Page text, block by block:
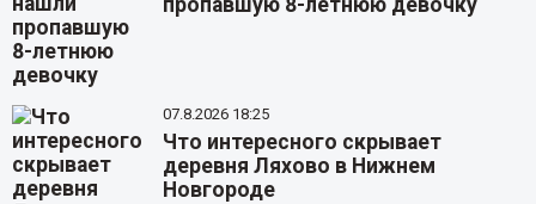
пропавшую 8-летнюю девочку
07.8.2026 18:25
Что интересного скрывает
деревня Ляхово в Нижнем
Новгороде